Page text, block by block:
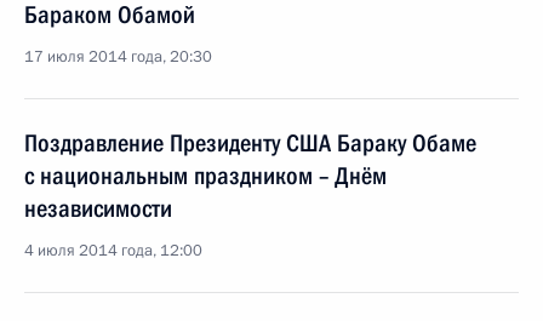
Бараком Обамой
17 июля 2014 года, 20:30
Поздравление Президенту США Бараку Обаме
с национальным праздником – Днём
независимости
4 июля 2014 года, 12:00